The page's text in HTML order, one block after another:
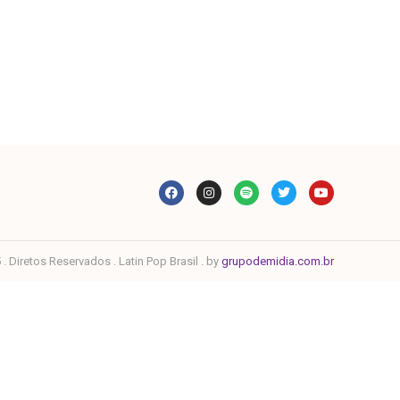
. Diretos Reservados . Latin Pop Brasil . by grupodemidia.com.br